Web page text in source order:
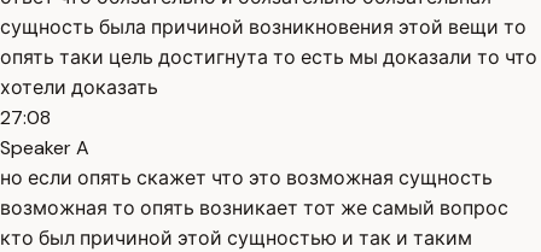
сущность была причиной возникновения этой вещи то
опять таки цель достигнута то есть мы доказали то что
хотели доказать
27:08
Speaker A
но если опять скажет что это возможная сущность
возможная то опять возникает тот же самый вопрос
кто был причиной этой сущностью и так и таким